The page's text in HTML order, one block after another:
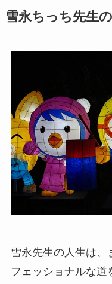
雪永ちっち先生
雪永先生の人生は、
フェッショナルな道